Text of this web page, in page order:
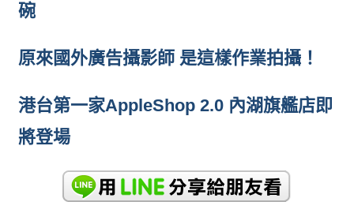
碗
原來國外廣告攝影師 是這樣作業拍攝！
港台第一家AppleShop 2.0 內湖旗艦店即
將登場